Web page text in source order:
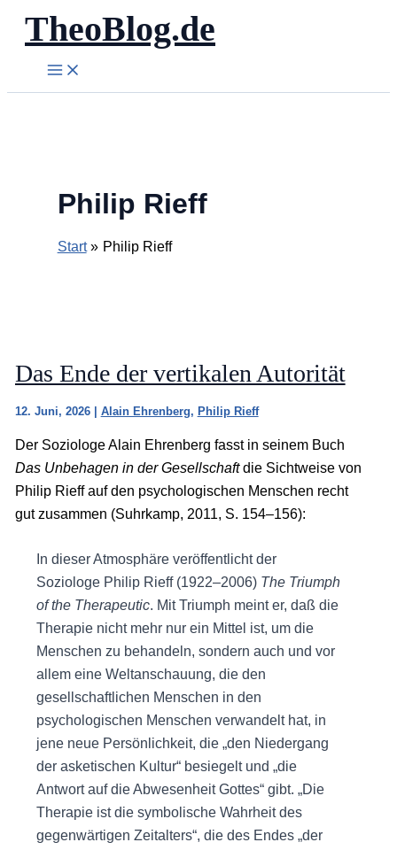
Zum
Inhalt
springen
TheoBlog.de
Philip Rieff
Start Philip Rieff
Das Ende der vertikalen Autorität
12. Juni, 2026 | Alain Ehrenberg, Philip Rieff
Der Soziologe Alain Ehrenberg fasst in seinem Buch
Das Unbehagen in der Gesellschaftdie Sichtweise von
Philip Rieff auf den psychologischen Menschen recht
gut zusammen (Suhrkamp, 2011, S. 154–156):
In dieser Atmosphäre veröffentlicht der
Soziologe Philip Rieff (1922–2006) The Triumph
of the Therapeutic. Mit Triumph meint er, daß die
Therapie nicht mehr nur ein Mittel ist, um die
Menschen zu behandeln, sondern auch und vor
allem eine Weltanschauung, die den
gesellschaftlichen Menschen in den
psychologischen Menschen verwandelt hat, in
jene neue Persönlichkeit, die „den Niedergang
der asketischen Kultur“ besiegelt und „die
Antwort auf die Abwesenheit Gottes“ gibt. „Die
Therapie ist die symbolische Wahrheit des
gegenwärtigen Zeitalters“, die des Endes „der